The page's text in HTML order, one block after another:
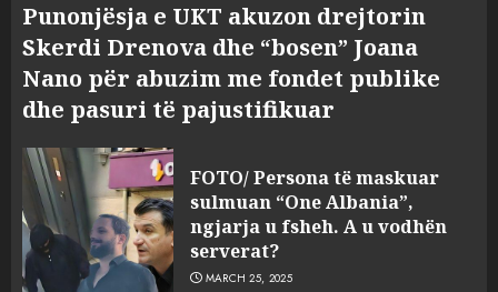
Punonjësja e UKT akuzon drejtorin
Skerdi Drenova dhe “bosen” Joana
Nano për abuzim me fondet publike
dhe pasuri të pajustifikuar
FOTO/ Persona të maskuar
sulmuan “One Albania”,
ngjarja u fsheh. A u vodhën
serverat?
MARCH 25, 2025